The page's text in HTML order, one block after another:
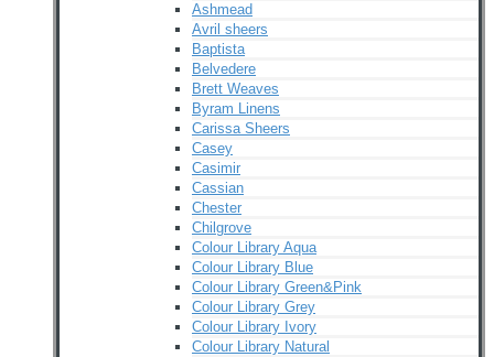
Ashmead
Avril sheers
Baptista
Belvedere
Brett Weaves
Byram Linens
Carissa Sheers
Casey
Casimir
Cassian
Chester
Chilgrove
Colour Library Aqua
Colour Library Blue
Colour Library Green&Pink
Colour Library Grey
Colour Library Ivory
Colour Library Natural